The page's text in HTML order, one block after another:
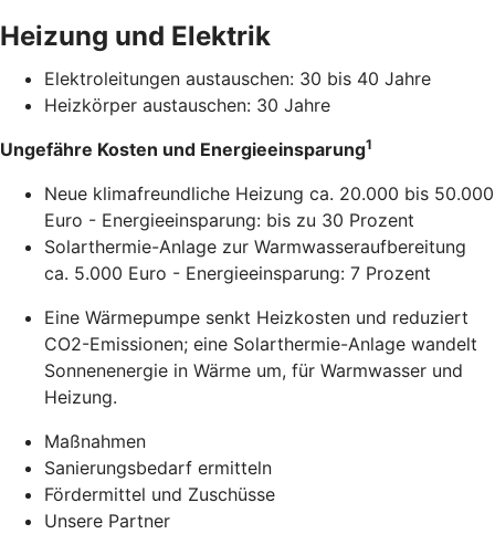
Heizung und Elektrik
Elektroleitungen austauschen: 30 bis 40 Jahre
Heizkörper austauschen: 30 Jahre
Ungefähre Kosten und Energieeinsparung1
Neue klimafreundliche Heizung ca. 20.000 bis 50.000
Euro - Energieeinsparung: bis zu 30 Prozent
Solarthermie-Anlage zur Warmwasseraufbereitung
ca. 5.000 Euro - Energieeinsparung: 7 Prozent
Eine Wärmepumpe senkt Heizkosten und reduziert
CO2-Emissionen; eine Solarthermie-Anlage wandelt
Sonnenenergie in Wärme um, für Warmwasser und
Heizung.
Maßnahmen
Sanierungsbedarf ermitteln
Fördermittel und Zuschüsse
Unsere Partner